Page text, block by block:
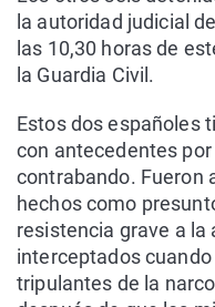
la autoridad judicial
las 10,30 horas de
la Guardia Civil.
Estos dos españoles
con antecedentes
contrabando. Fueron
hechos como
resistencia grave a la
interceptados
tripulantes de la